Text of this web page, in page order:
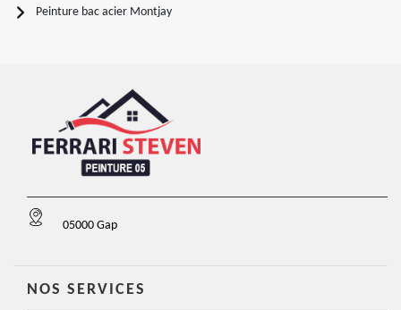
Peinture bac acier Montjay
05000 Gap
NOS SERVICES